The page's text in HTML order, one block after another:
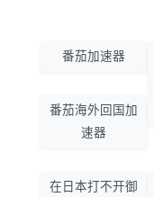
番茄加速器
番茄海外回国加
速器
在日本打不开御